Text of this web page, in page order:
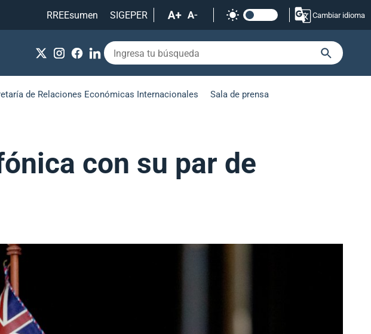
RREEsumen
SIGEPER Cambiar idioma
de Relaciones Económicas Internacionales Sala de prensa
con su par de